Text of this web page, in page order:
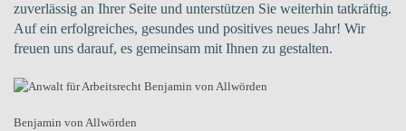
zuverlässig an Ihrer Seite und unterstützen Sie weiterhin tatkräftig.
Auf ein erfolgreiches, gesundes und positives neues Jahr! Wir
freuen uns darauf, es gemeinsam mit Ihnen zu gestalten.
Benjamin von Allwörden